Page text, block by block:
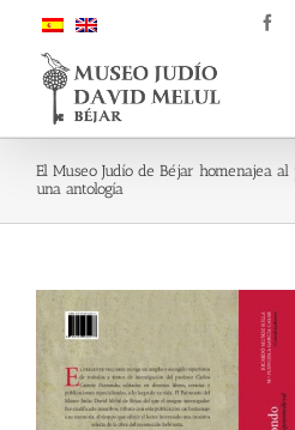
content
El Museo Judío de Béjar homenajea
una antología
View
Larger
Image